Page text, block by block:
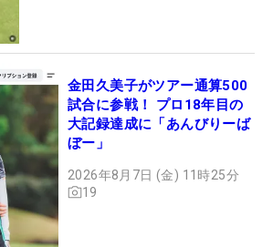
金田久美子がツアー通算500
試合に参戦！ プロ18年目の
大記録達成に「あんびりーば
ぼー」
2026年8月7日 (金) 11時25分
19